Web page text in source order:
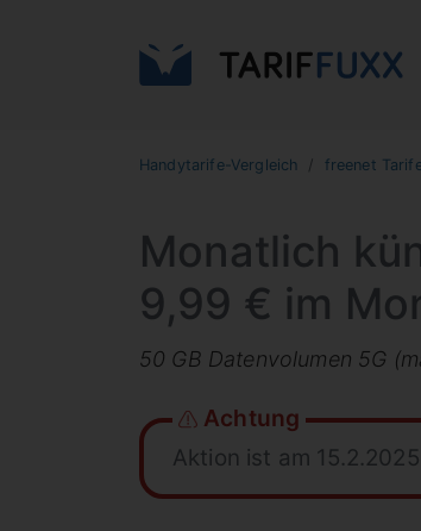
Handytarife-Vergleich freenet
Monatlich
9,99 € im
50 GB Datenvolumen 5G
Achtung
Aktion ist am